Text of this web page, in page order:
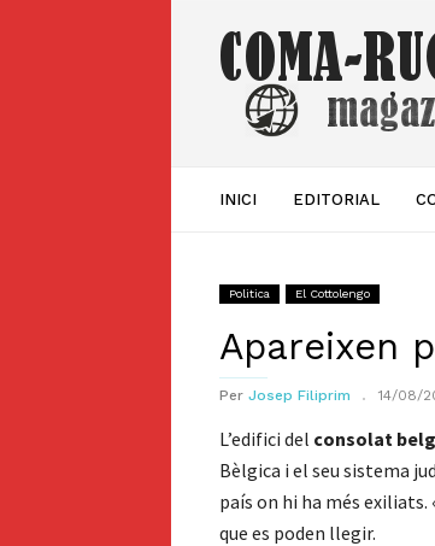
Coma-
ruga
Magazine
INICI EDITORIAL
Politica El Cottolengo
Apareixen
Per Josep Filiprim 14/08/
L’edifici del consolat
Bèlgica i el seu sistema
país on hi ha més exiliats.
que es poden llegir.